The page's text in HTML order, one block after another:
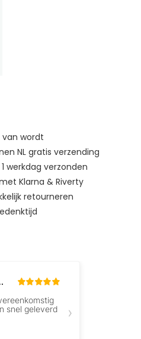
van wordt
NL gratis verzending
werkdag verzonden
Klarna & Riverty
retourneren